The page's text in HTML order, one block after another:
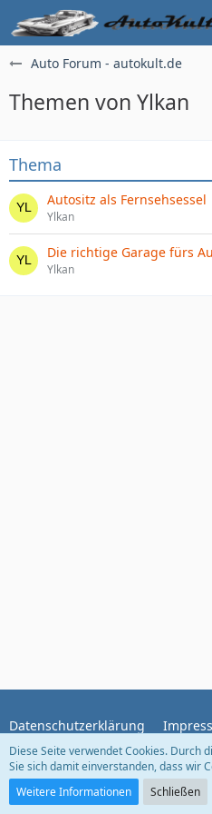
Auto Forum - autokult.de
Themen von Ylkan
Thema
Autositz als Fernsehsessel
Ylkan
Die richtige Garage fürs
Ylkan
Datenschutzerklärung
Community-Software:
Diese Seite verwendet Cookies. Durch
Sie sich damit einverstanden, dass wir
Weitere Informationen
Schließen